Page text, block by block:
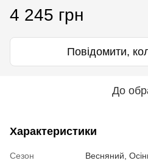
4 245 грн
Повідомити,
До
Характеристики
Сезон
Весняний,